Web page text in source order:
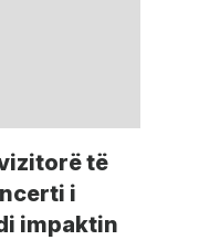
të
i
impaktin